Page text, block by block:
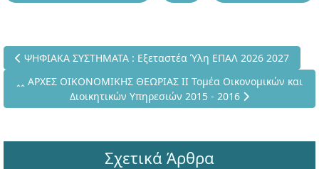
Προηγούμενο άρθρο: ΨΗΦΙΑΚΑ ΣΥΣΤΗΜΑΤΑ : Εξεταστέα Ύλη
ΨΗΦΙΑΚΑ ΣΥΣΤΗΜΑΤΑ : Εξεταστέα Ύλη ΕΠΑΛ 2026 2027
Επόμενο άρθρο: ꞈꞈ ΑΡΧΕΣ ΟΙΚΟΝΟΜΙΚΗΣ ΘΕΩΡΙΑΣ ΙΙ Τομέα
ꞈꞈ ΑΡΧΕΣ ΟΙΚΟΝΟΜΙΚΗΣ ΘΕΩΡΙΑΣ ΙΙ Τομέα Οικονομικών και
Διοικητικών Υπηρεσιών 2015 - 2016
Σχετικά Άρθρα